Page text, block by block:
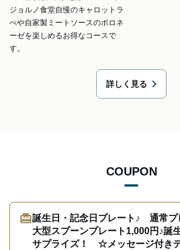
ジョルノ食堂自慢のキャロットラ
ぺや自家製ミートソースのボロネ
ーゼを楽しめるお得なコースで
す。
詳しく見る chevron_right
COUPON
redeem誕生日・記念日プレート♪ 通常プ
大型スプーンプレート1,000円♪誕
サプライズ！ ☆メッセージ付き